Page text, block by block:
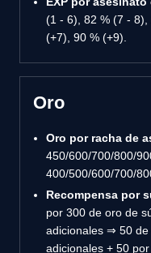
(1 - 6), 82 % (7 -
(+7), 90 % (+9).
Oro
Oro por racha de
450/600/700/800/
400/500/600/700/
Recompensa por
por 300 de oro de
adicionales ⇒ 50
adicionales + 50